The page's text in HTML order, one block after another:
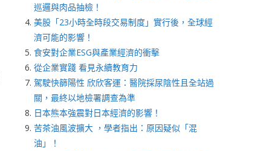
巡邏與肉品抽檢！
美股「23小時全時段交易制度」實行後，全球經
濟可能的影響！
食安對企業ESG與產業經濟的衝擊
從企業實踐 看見永續教育力
駕駛快篩陽性 欣欣客運：醫院採尿陰性且全站過
關，最終以地檢署調查為準
日本熊本強震對日本經濟的影響！
苦茶油風波擴大 ，學者指出：原因疑似「混
油」！